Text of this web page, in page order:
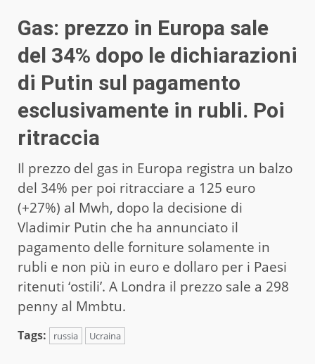
Gas: prezzo in Europa sale
del 34% dopo le dichiarazioni
di Putin sul pagamento
esclusivamente in rubli. Poi
ritraccia
Il prezzo del gas in Europa registra un balzo
del 34% per poi ritracciare a 125 euro
(+27%) al Mwh, dopo la decisione di
Vladimir Putin che ha annunciato il
pagamento delle forniture solamente in
rubli e non più in euro e dollaro per i Paesi
ritenuti ‘ostili’. A Londra il prezzo sale a 298
penny al Mmbtu.
Tags: russia Ucraina